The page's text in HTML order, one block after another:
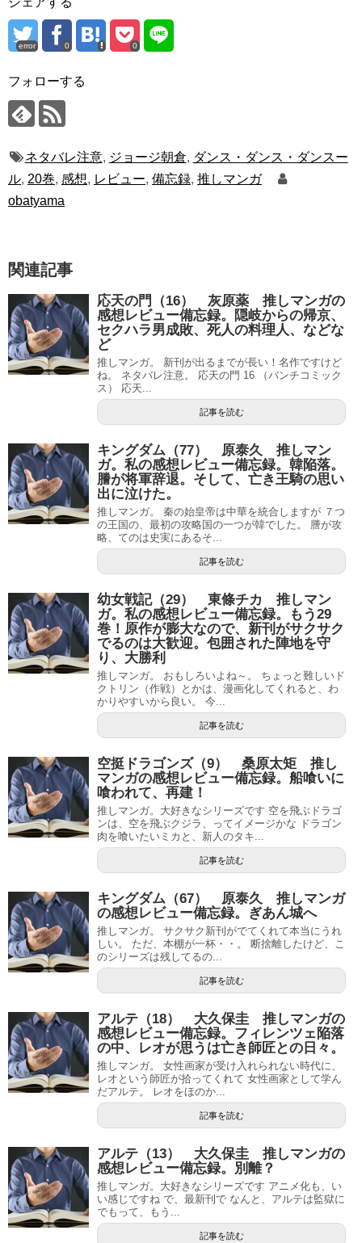
error 0 0
フォローする
ネタバレ注意, ジョージ朝倉, ダンス・ダンス・ダンスー
ル, 20巻, 感想, レビュー, 備忘録, 推しマンガ
obatyama
関連記事
応天の門（16） 灰原薬 推しマンガの
感想レビュー備忘録。隠岐からの帰京、
セクハラ男成敗、死人の料理人、などな
ど
推しマンガ。 新刊が出るまでが長い！名作ですけど
ね。 ネタバレ注意。 応天の門 16 （バンチコミック
ス） 応天...
記事を読む
キングダム（77） 原泰久 推しマン
ガ。私の感想レビュー備忘録。韓陥落。
謄が将軍辞退。そして、亡き王騎の思い
出に泣けた。
推しマンガ。 秦の始皇帝は中華を統合しますが ７つ
の王国の、最初の攻略国の一つが韓でした。 謄が攻
略、てのは史実にあるそ...
記事を読む
幼女戦記（29） 東條チカ 推しマン
ガ。私の感想レビュー備忘録。もう29
巻！原作が膨大なので、新刊がサクサク
でるのは大歓迎。包囲された陣地を守
り、大勝利
推しマンガ。 おもしろいよね～。 ちょっと難しいド
クトリン（作戦）とかは、漫画化してくれると、わ
かりやすいから良い。 今...
記事を読む
空挺ドラゴンズ（9） 桑原太矩 推し
マンガの感想レビュー備忘録。船喰いに
喰われて、再建！
推しマンガ。大好きなシリーズです 空を飛ぶドラゴ
ンは、空を飛ぶクジラ、ってイメージかな ドラゴン
肉を喰いたいミカと、新人のタキ...
記事を読む
キングダム（67） 原泰久 推しマンガ
の感想レビュー備忘録。ぎあん城へ
推しマンガ。 サクサク新刊がでてくれて本当にうれ
しい。 ただ、本棚が一杯・・。 断捨離したけど、こ
のシリーズは残してるの...
記事を読む
アルテ（18） 大久保圭 推しマンガの
感想レビュー備忘録。フィレンツェ陥落
の中、レオが思うは亡き師匠との日々。
推しマンガ。 女性画家が受け入れられない時代に、
レオという師匠が拾ってくれて 女性画家として学ん
だアルテ。 レオをほのか...
記事を読む
アルテ（13） 大久保圭 推しマンガの
感想レビュー備忘録。別離？
推しマンガ。大好きなシリーズです アニメ化も、い
い感じですね で、最新刊で なんと、アルテは監獄に
でもって、もう...
記事を読む